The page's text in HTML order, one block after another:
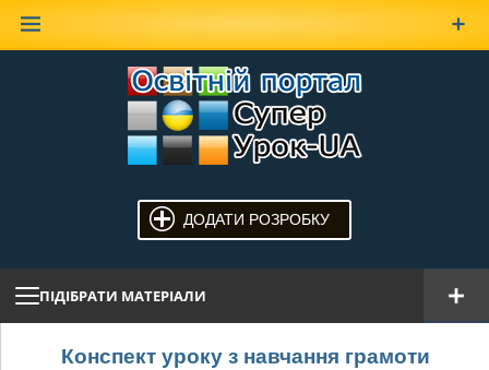
ДОДАТИ РОЗРОБКУ
ПІДІБРАТИ МАТЕРІАЛИ
Конспект уроку з навчання грамоти